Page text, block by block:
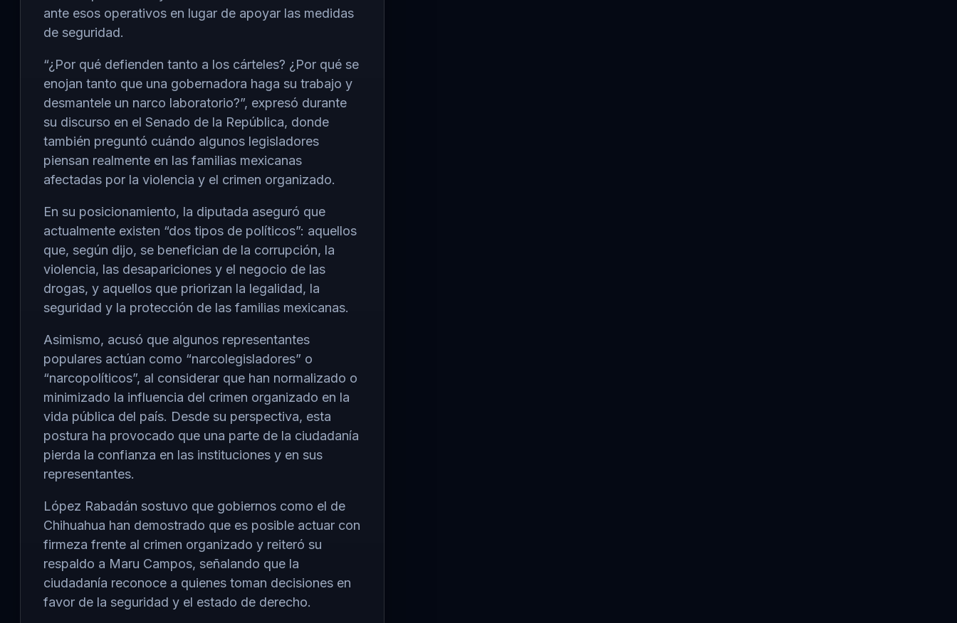
ante esos operativos en lugar de apoyar las medidas
de seguridad.
“¿Por qué defienden tanto a los cárteles? ¿Por qué se
enojan tanto que una gobernadora haga su trabajo y
desmantele un narco laboratorio?”, expresó durante
su discurso en el Senado de la República, donde
también preguntó cuándo algunos legisladores
piensan realmente en las familias mexicanas
afectadas por la violencia y el crimen organizado.
En su posicionamiento, la diputada aseguró que
actualmente existen “dos tipos de políticos”: aquellos
que, según dijo, se benefician de la corrupción, la
violencia, las desapariciones y el negocio de las
drogas, y aquellos que priorizan la legalidad, la
seguridad y la protección de las familias mexicanas.
Asimismo, acusó que algunos representantes
populares actúan como “narcolegisladores” o
“narcopolíticos”, al considerar que han normalizado o
minimizado la influencia del crimen organizado en la
vida pública del país. Desde su perspectiva, esta
postura ha provocado que una parte de la ciudadanía
pierda la confianza en las instituciones y en sus
representantes.
López Rabadán sostuvo que gobiernos como el de
Chihuahua han demostrado que es posible actuar con
firmeza frente al crimen organizado y reiteró su
respaldo a Maru Campos, señalando que la
ciudadanía reconoce a quienes toman decisiones en
favor de la seguridad y el estado de derecho.